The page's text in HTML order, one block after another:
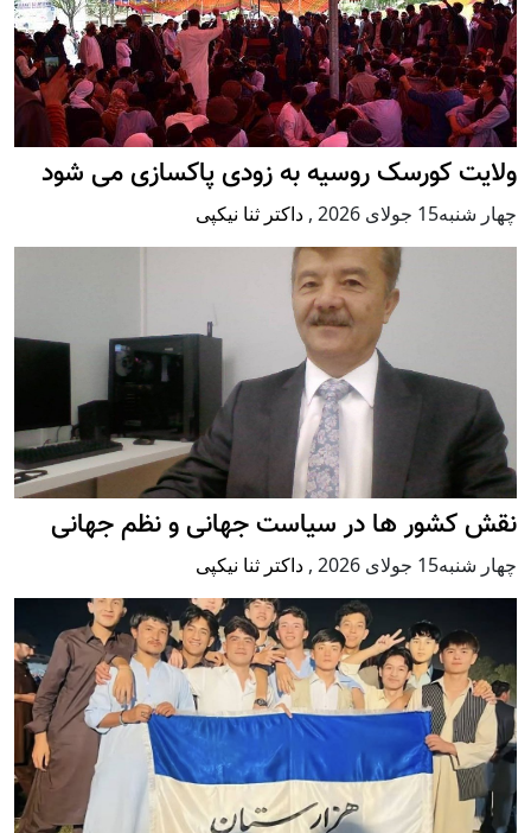
ولایت کورسک روسیه به زودی پاکسازی می شود
چهار شنبه15 جولای 2026 , داکتر ثنا نیکپی
نقش کشور ها در سیاست جهانی و نظم جهانی
چهار شنبه15 جولای 2026 , داکتر ثنا نیکپی